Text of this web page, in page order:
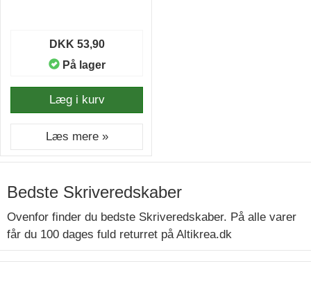
DKK 53,90
På lager
Læg i kurv
Læs mere »
Bedste Skriveredskaber
Ovenfor finder du bedste Skriveredskaber. På alle varer
får du 100 dages fuld returret på Altikrea.dk